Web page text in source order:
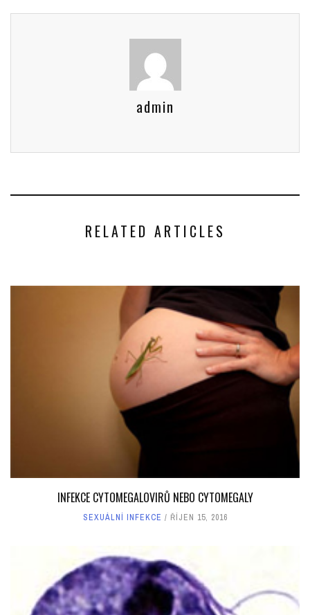
admin
RELATED ARTICLES
INFEKCE CYTOMEGALOVIRŮ NEBO CYTOMEGALY
SEXUÁLNÍ INFEKCE ŘÍJEN 15, 2016